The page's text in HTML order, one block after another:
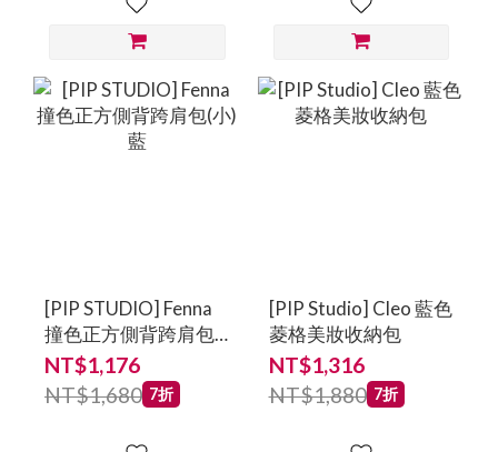
[PIP STUDIO] Fenna
撞色正方側背跨肩包
(小) 藍
NT$1,176
NT$1,680 7折
[PIP Studio] Cleo 藍色
菱格美妝收納包
NT$1,316
NT$1,880 7折